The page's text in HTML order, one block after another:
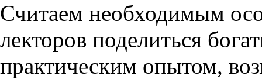
Считаем необходимым
лекторов поделиться
практическим опытом,